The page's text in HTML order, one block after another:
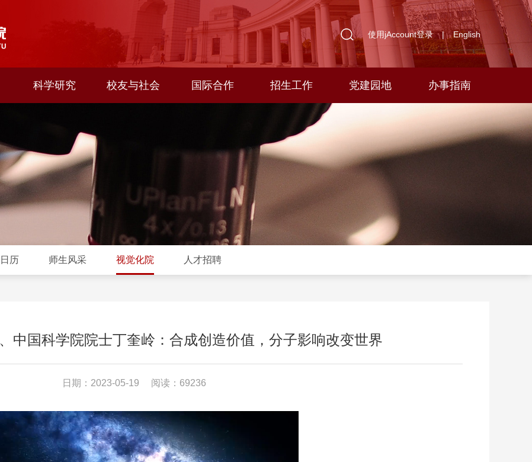
使用jAccount登录 | English
科学研究 校友与社会 国际合作 招生工作 党建园地 办事指南
历 师生风采 视觉化院 人才招聘
中国科学院院士丁奎岭：合成创造价值，分子影响改变世界
日期：2023-05-19 阅读：69236